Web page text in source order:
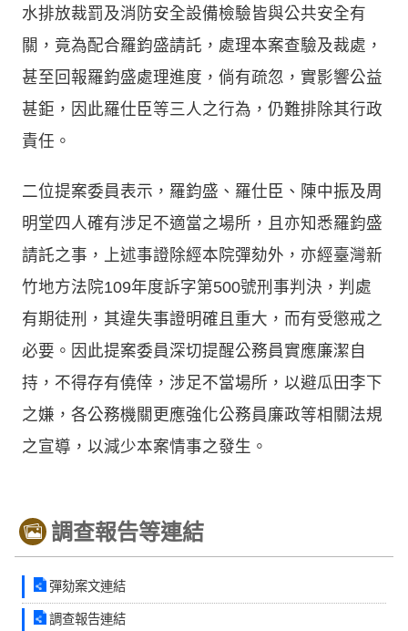
水排放裁罰及消防安全設備檢驗皆與公共安全有
關，竟為配合羅鈞盛請託，處理本案查驗及裁處，
甚至回報羅鈞盛處理進度，倘有疏忽，實影響公益
甚鉅，因此羅仕臣等三人之行為，仍難排除其行政
責任。
二位提案委員表示，羅鈞盛、羅仕臣、陳中振及周
明堂四人確有涉足不適當之場所，且亦知悉羅鈞盛
請託之事，上述事證除經本院彈劾外，亦經臺灣新
竹地方法院109年度訴字第500號刑事判決，判處
有期徒刑，其違失事證明確且重大，而有受懲戒之
必要。因此提案委員深切提醒公務員實應廉潔自
持，不得存有僥倖，涉足不當場所，以避瓜田李下
之嫌，各公務機關更應強化公務員廉政等相關法規
之宣導，以減少本案情事之發生。
調查報告等連結
彈劾案文連結
調查報告連結